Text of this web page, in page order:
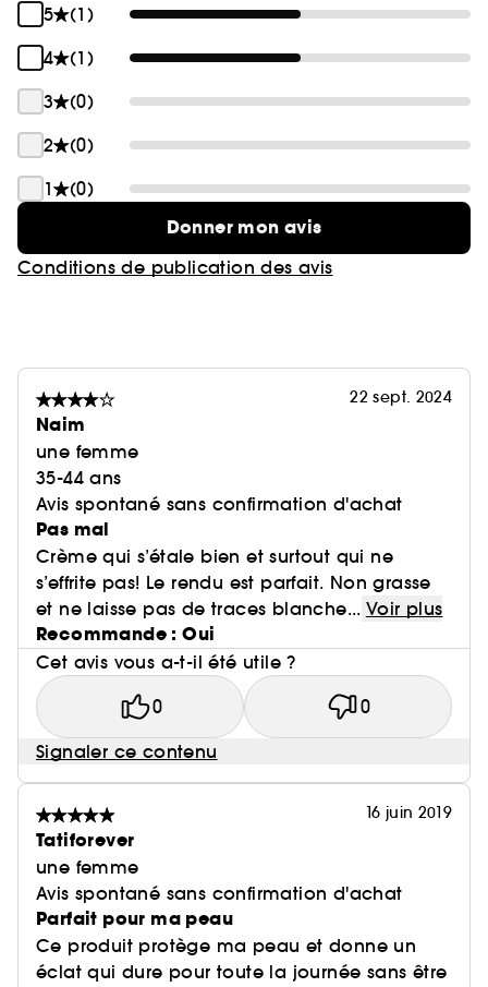
5
(1)
4
(1)
3
(0)
2
(0)
1
(0)
Donner mon avis
Conditions de publication des avis
22 sept. 2024
Naim
une femme
35-44 ans
Avis spontané sans confirmation d'achat
Pas mal
Crème qui s’étale bien et surtout qui ne
s’effrite pas! Le rendu est parfait. Non grasse
et ne laisse pas de traces blanche... Voir plus
Recommande : Oui
Cet avis vous a-t-il été utile ?
0 0
Signaler ce contenu
16 juin 2019
Tatiforever
une femme
Avis spontané sans confirmation d'achat
Parfait pour ma peau
Ce produit protège ma peau et donne un
éclat qui dure pour toute la journée sans être